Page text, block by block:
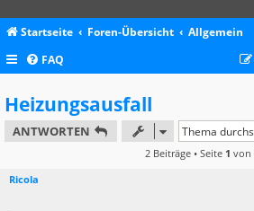
Startseite Foren-Übersicht Allgemein
FAQ
Heizungsausfall
ANTWORTEN
2 Beiträge • Seite 1 von
Ricola